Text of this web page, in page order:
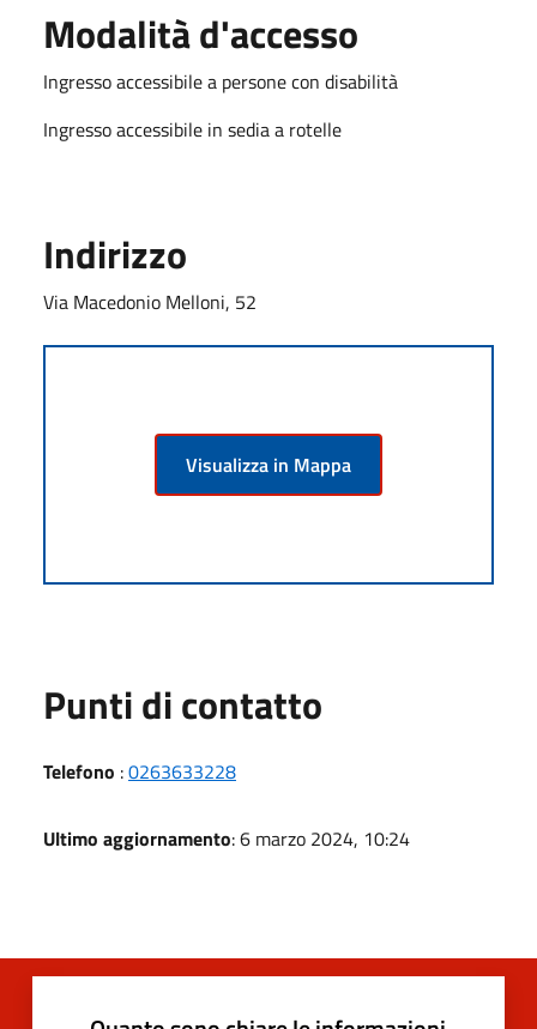
Modalità d'accesso
Ingresso accessibile a persone con disabilità
Ingresso accessibile in sedia a rotelle
Indirizzo
Via Macedonio Melloni, 52
Visualizza in Mappa
Punti di contatto
Telefono :0263633228
Ultimo aggiornamento: 6 marzo 2024, 10:24